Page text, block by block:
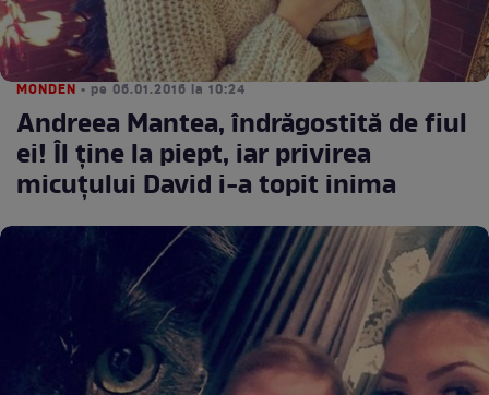
MONDEN • pe 06.01.2016 la 10:24
Andreea Mantea, îndrăgostită de fiul
ei! Îl ţine la piept, iar privirea
micuţului David i-a topit inima